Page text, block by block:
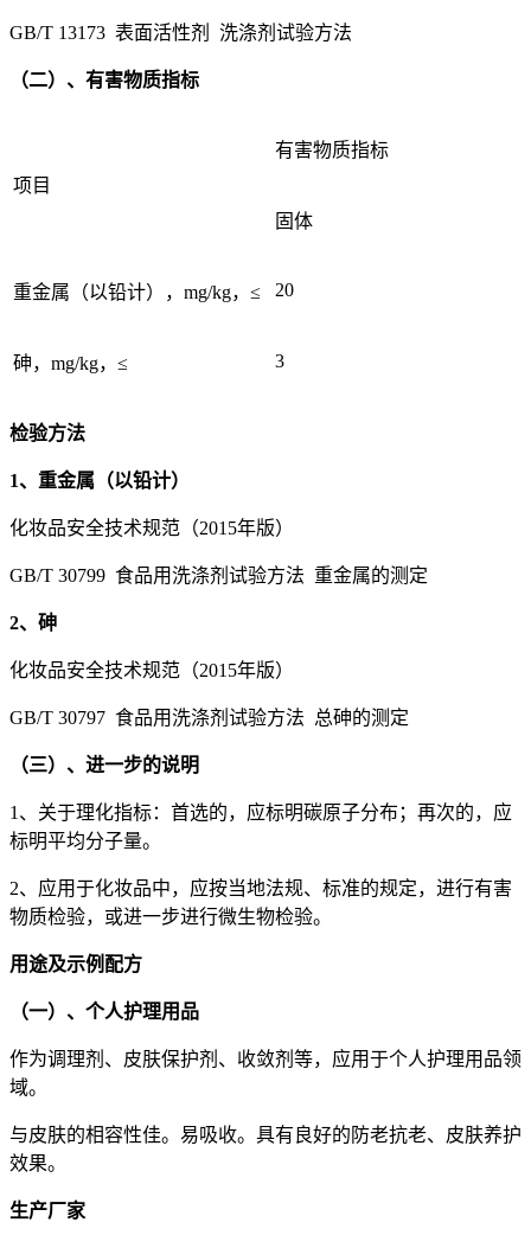
GB/T 13173 表面活性剂 洗涤剂试验方法
（二）、有害物质指标
项目
有害物质指标
固体
重金属（以铅计），mg/kg，≤ 20
砷，mg/kg，≤ 3
检验方法
1、重金属（以铅计）
化妆品安全技术规范（2015年版）
GB/T 30799 食品用洗涤剂试验方法 重金属的测定
2、砷
化妆品安全技术规范（2015年版）
GB/T 30797 食品用洗涤剂试验方法 总砷的测定
（三）、进一步的说明
1、关于理化指标：首选的，应标明碳原子分布；再次的，应
标明平均分子量。
2、应用于化妆品中，应按当地法规、标准的规定，进行有害
物质检验，或进一步进行微生物检验。
用途及示例配方
（一）、个人护理用品
作为调理剂、皮肤保护剂、收敛剂等，应用于个人护理用品领
域。
与皮肤的相容性佳。易吸收。具有良好的防老抗老、皮肤养护
效果。
生产厂家